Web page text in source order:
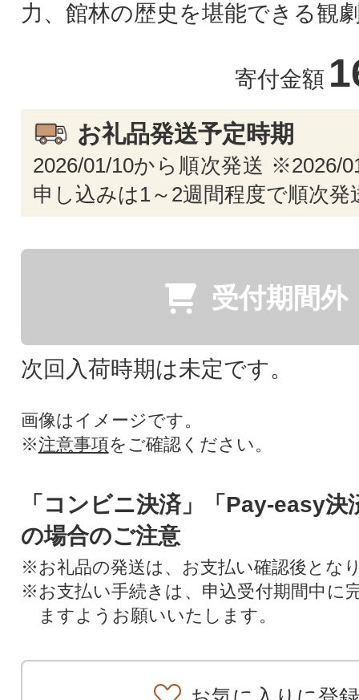
力、館林の歴史を堪能できる観
寄付金額
お礼品発送予定時期
2026/01/10から順次発送 ※2026/
申し込みは1～2週間程度で順次発
受付期間外
次回入荷時期は未定です。
画像はイメージです。
※注意事項をご確認ください。
「コンビニ決済」「Pay-easy決
の場合のご注意
※お礼品の発送は、お支払い確認後とな
※お支払い手続きは、申込受付期間中に
ますようお願いいたします。